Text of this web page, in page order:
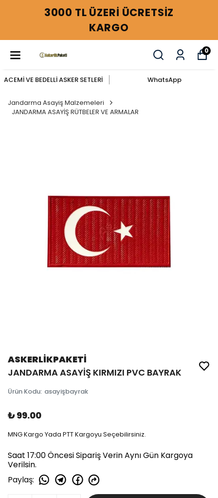
3000 TL ÜZERİ ÜCRETSİZ
KARGO
0
ACEMİ VE BEDELLİ ASKER SETLERİ WhatsApp
Jandarma Asayiş Malzemeleri
JANDARMA ASAYİŞ RÜTBELER VE ARMALAR
ASKERLİKPAKETİ
JANDARMA ASAYİŞ KIRMIZI PVC BAYRAK
Ürün Kodu: asayişbayrak
₺ 99.00
MNG Kargo Yada PTT Kargoyu Seçebilirsiniz.
Saat 17:00 Öncesi Sipariş Verin Aynı Gün Kargoya
Verilsin.
Paylaş: